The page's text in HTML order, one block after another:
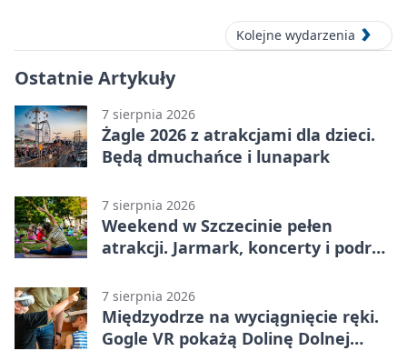
Kolejne wydarzenia
Ostatnie Artykuły
7 sierpnia 2026
Żagle 2026 z atrakcjami dla dzieci.
Będą dmuchańce i lunapark
7 sierpnia 2026
Weekend w Szczecinie pełen
atrakcji. Jarmark, koncerty i podróż
7 sierpnia 2026
Międzyodrze na wyciągnięcie ręki.
Gogle VR pokażą Dolinę Dolnej